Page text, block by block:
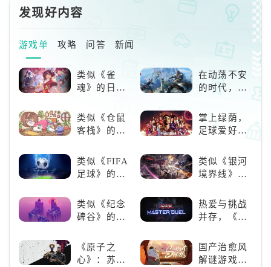
发现好内容
游戏单 攻略 问答 新闻
类似《雀
魂》的日系
好看的ACG
看板娘们等
在动荡不安
的时代，踏
类似《仓鼠
客栈》的萌
荐！快来养
赛博宠物
吧！
掌上绿荫，
足球爱好者
况足球》
类似《FIFA
足球》的足
荐！快来赢
得世界冠军
吧！
类似《银河
境界线》的
类手游推
荐：极致策
略，无限可
类似《纪念
碑谷》的解
荐：体验沉
浸式解谜，
热爱与挑战
并存，《游
决斗》，牌
佬都爱玩的
《原子之
心》：苏联
国产治愈风
解谜游戏